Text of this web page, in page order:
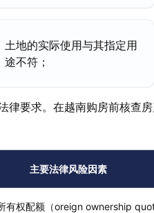
土地的实际使用与其指定用
途不符；
律要求。在越南购房前核查
主要法律风险因素
有权配额（oreign ownership